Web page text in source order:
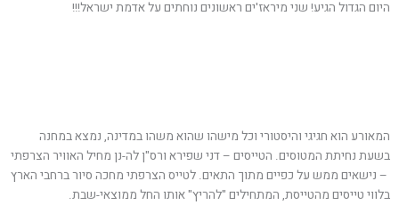
היום הגדול הגיע! שני מיראז'ים ראשונים נוחתים על אדמת ישראל!!!
המאורע הוא חגיגי והיסטורי וכל מישהו שהוא משהו במדינה, נמצא במחנה
בשעת נחיתת המטוסים. הטייסים – דני שפירא ורס"ן לה-נן מחיל האוויר הצרפתי
‏ – נישאים ממש על כפיים מתוך התאים. לטייס הצרפתי מחכה סיור ברחבי הארץ
בלווי טייסים מהטייסת, המתחילים "להריץ" אותו החל ממוצאי-שבת.